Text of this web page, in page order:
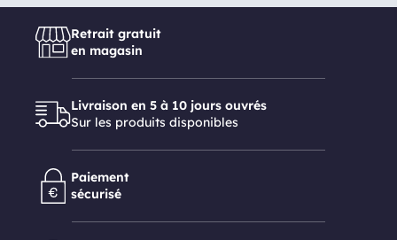
Retrait gratuit
en magasin
Livraison en 5 à 10 jours ouvrés
Sur les produits disponibles
Paiement
sécurisé